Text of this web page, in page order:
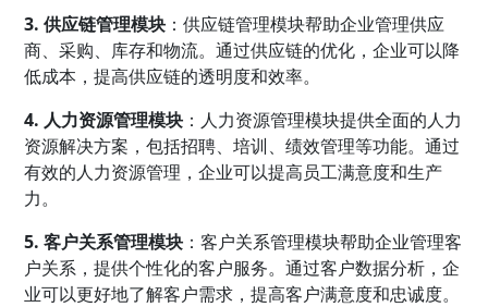
3. 供应链管理模块 ：供应链管理模块帮助企业管理供应
商、采购、库存和物流。通过供应链的优化，企业可以降
低成本，提高供应链的透明度和效率。
4. 人力资源管理模块 ：人力资源管理模块提供全面的人力
资源解决方案，包括招聘、培训、绩效管理等功能。通过
有效的人力资源管理，企业可以提高员工满意度和生产
力。
5. 客户关系管理模块 ：客户关系管理模块帮助企业管理客
户关系，提供个性化的客户服务。通过客户数据分析，企
业可以更好地了解客户需求，提高客户满意度和忠诚度。